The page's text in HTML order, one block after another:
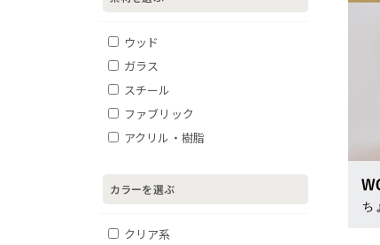
ウッド
ガラス
スチール
ファブリック
アクリル・樹脂
カラーを選ぶ
クリア系